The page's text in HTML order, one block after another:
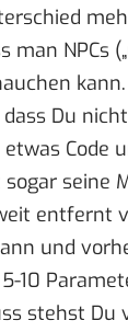
man NPCs
Du
Code
entfernt
und
10
stehst